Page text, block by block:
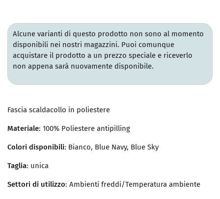
Alcune varianti di questo prodotto non sono al momento
disponibili nei nostri magazzini. Puoi comunque
acquistare il prodotto a un prezzo speciale e riceverlo
non appena sarà nuovamente disponibile.
Fascia scaldacollo in poliestere
Materiale: 100% Poliestere antipilling
Colori disponibili: Bianco, Blue Navy, Blue Sky
Taglia: unica
Settori di utilizzo: Ambienti freddi/Temperatura ambiente